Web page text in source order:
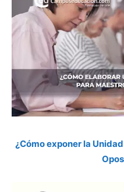
¿Cómo exponer la